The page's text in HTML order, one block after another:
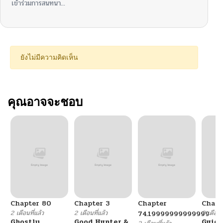
เข้าร่วมการสนทนา...
ยังไม่มีความคิดเห็น
คุณอาจจะชอบ
Chapter 80
2 เดือนที่แล้ว
Chapter 3
2 เดือนที่แล้ว
Chapter
74.199999999999992 เดือน